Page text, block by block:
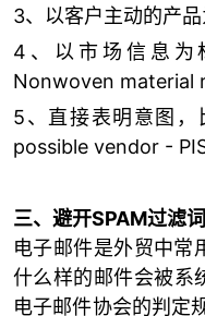
3、以客户主动的产品
4、以市场信息为
Nonwoven material
5、直接表明意图
possible vendor -
三、避开SPAM过滤词
电子邮件是外贸中常
什么样的邮件会被系
电子邮件协会的判